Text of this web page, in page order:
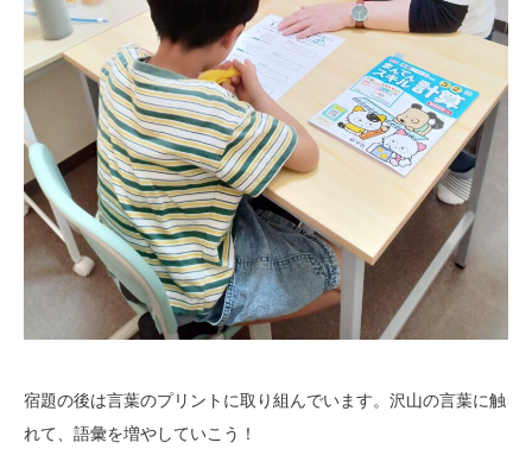
宿題の後は言葉のプリントに取り組んでいます。沢山の言葉に触
れて、語彙を増やしていこう！